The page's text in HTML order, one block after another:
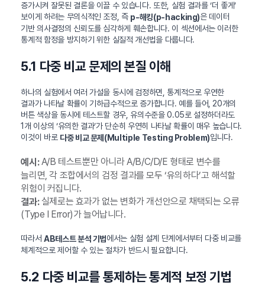
증가시켜 잘못된 결론을 이끌 수 있습니다. 또한, 실험 결과를 ‘더 좋게’
보이게 하려는 무의식적인 조정, 즉 p-해킹(p-hacking)은 데이터
기반 의사결정의 신뢰도를 심각하게 훼손합니다. 이 섹션에서는 이러한
통계적 함정을 방지하기 위한 실질적 개선법을 다룹니다.
5.1 다중 비교 문제의 본질 이해
하나의 실험에서 여러 가설을 동시에 검정하면, 통계적으로 우연한
결과가 나타날 확률이 기하급수적으로 증가합니다. 예를 들어, 20개의
버튼 색상을 동시에 테스트할 경우, 유의수준을 0.05로 설정하더라도
1개 이상의 ‘유의한 결과’가 단순히 우연히 나타날 확률이 매우 높습니다.
이것이 바로 다중 비교 문제(Multiple Testing Problem)입니다.
예시:A/B 테스트뿐만 아니라 A/B/C/D/E 형태로 변수를
늘리면, 각 조합에서의 검정 결과를 모두 ‘유의하다’고 해석할
위험이 커집니다.
결과:실제로는 효과가 없는 변화가 개선안으로 채택되는 오류
(Type I Error)가 늘어납니다.
따라서 AB테스트 분석 기법에서는 실험 설계 단계에서부터 다중 비교를
체계적으로 제어할 수 있는 절차가 반드시 필요합니다.
5.2 다중 비교를 통제하는 통계적 보정 기법